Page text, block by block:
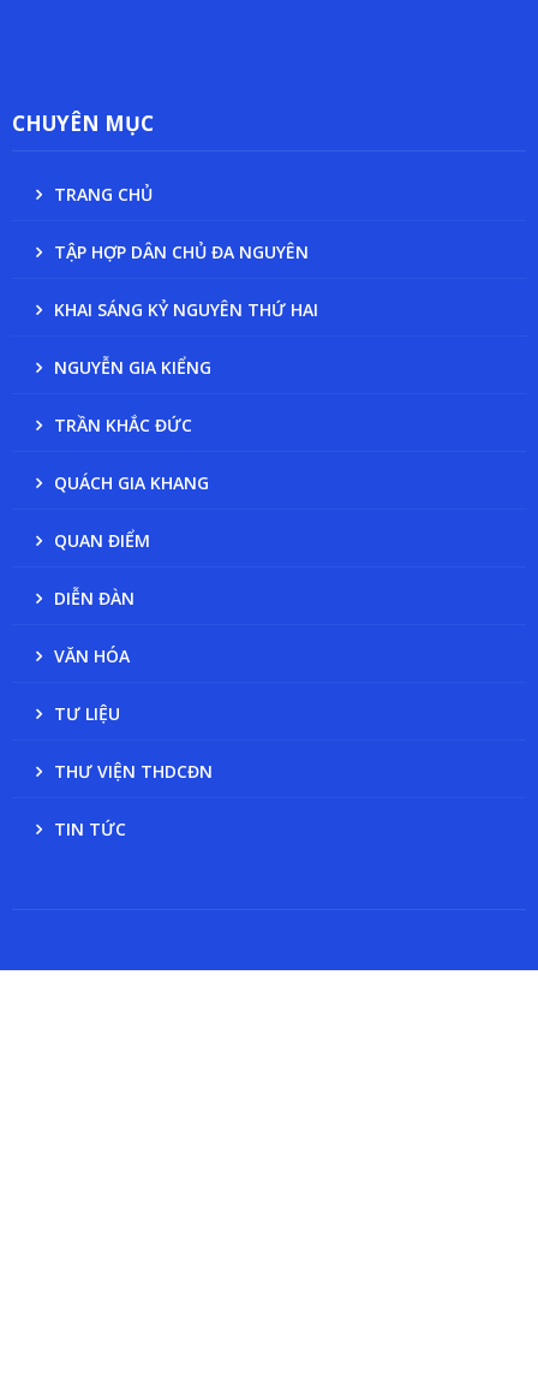
CHUYÊN MỤC
TRANG CHỦ
TẬP HỢP DÂN CHỦ ĐA NGUYÊN
KHAI SÁNG KỶ NGUYÊN THỨ HAI
NGUYỄN GIA KIỂNG
TRẦN KHẮC ĐỨC
QUÁCH GIA KHANG
QUAN ĐIỂM
DIỄN ĐÀN
VĂN HÓA
TƯ LIỆU
THƯ VIỆN THDCĐN
TIN TỨC